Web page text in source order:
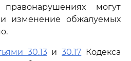
правонарушениях могут
изменение обжалуемых
30.13и30.17 Кодекса